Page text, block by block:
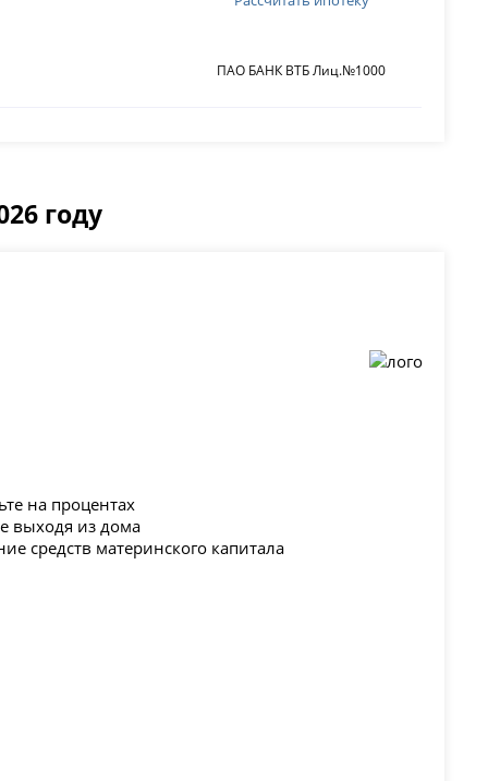
ПАО БАНК ВТБ Лиц.№1000
году
на процентах
выходя из дома
средств материнского капитала